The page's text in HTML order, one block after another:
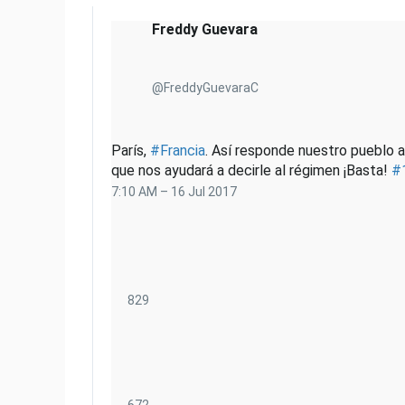
Freddy Guevara
@FreddyGuevaraC
París, #Francia. Así responde nuestro pueblo
que nos ayudará a decirle al régimen ¡Basta! #
7:10 AM – 16 Jul 2017
829